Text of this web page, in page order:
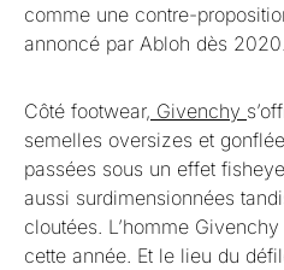
comme une contre-
annoncé par Abloh dès 2020.
Côté footwear, Givenchy
semelles oversizes et
passées sous un effet
aussi surdimensionnées
cloutées. L’homme
cette année. Et le lieu du